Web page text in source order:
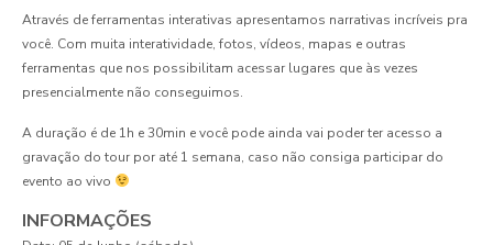
Através de ferramentas interativas apresentamos narrativas incríveis pra
você. Com muita interatividade, fotos, vídeos, mapas e outras
ferramentas que nos possibilitam acessar lugares que às vezes
presencialmente não conseguimos.
A duração é de 1h e 30min e você pode ainda vai poder ter acesso a
gravação do tour por até 1 semana, caso não consiga participar do
evento ao vivo
INFORMAÇÕES